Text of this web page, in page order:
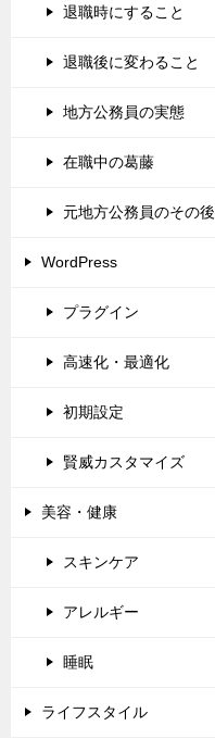
退職時にすること
退職後に変わること
地方公務員の実態
在職中の葛藤
元地方公務員のその後
WordPress
プラグイン
高速化・最適化
初期設定
賢威カスタマイズ
美容・健康
スキンケア
アレルギー
睡眠
ライフスタイル